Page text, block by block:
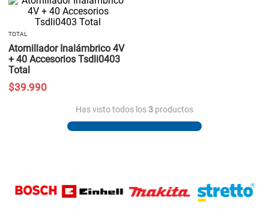
TOTAL
Atornillador Inalámbrico 4V
+ 40 Accesorios Tsdli0403
Total
$39.990
Has visto todos los 3 productos